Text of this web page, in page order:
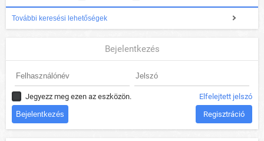
További keresési lehetőségek
Bejelentkezés
Jegyezz meg ezen az eszközön. Elfelejtett jelszó
Regisztráció